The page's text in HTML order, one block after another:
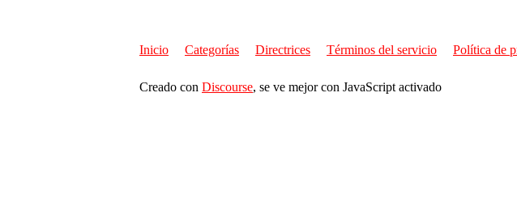
Inicio Categorías Directrices Términos del servicio Política de
Creado con Discourse, se ve mejor con JavaScript activado